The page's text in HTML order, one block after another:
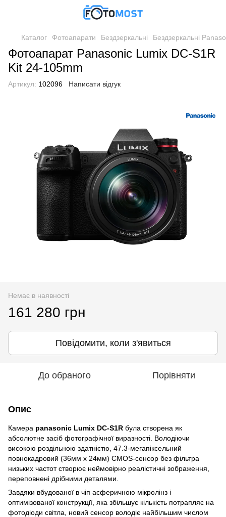
Каталог Фотоапарати Бездзеркальні Бездзеркальні
Фотоапарат Panasonic Lumix DC-S1R
Kit 24-105mm
Артикул: 102096 Написати відгук
Немає в наявності
161 280 грн
Повідомити, коли з'явиться
До обраного Порівняти
Опис
Камера panasonic Lumix DC-S1R була створена як
абсолютне засіб фотографічної виразності. Володіючи
високою роздільною здатністю, 47.3-мегапіксельний
повнокадровий (36мм x 24мм) CMOS-сенсор без фільтра
низьких частот створює неймовірно реалістичні зображення,
переповнені дрібними деталями.
Завдяки вбудованої в чіп асферичною мікролінз і
оптимізованої конструкції, яка збільшує кількість потрапляє на
фотодіоди світла, новий сенсор володіє найбільшим числом